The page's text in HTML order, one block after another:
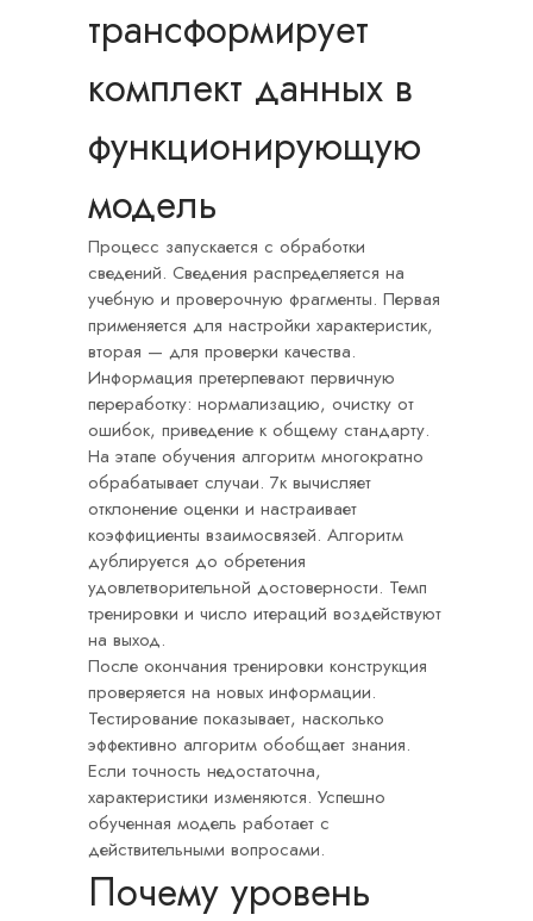
трансформирует
комплект данных в
функционирующую
модель
Процесс запускается с обработки
сведений. Сведения распределяется на
учебную и проверочную фрагменты. Первая
применяется для настройки характеристик,
вторая — для проверки качества.
Информация претерпевают первичную
переработку: нормализацию, очистку от
ошибок, приведение к общему стандарту.
На этапе обучения алгоритм многократно
обрабатывает случаи. 7к вычисляет
отклонение оценки и настраивает
коэффициенты взаимосвязей. Алгоритм
дублируется до обретения
удовлетворительной достоверности. Темп
тренировки и число итераций воздействуют
на выход.
После окончания тренировки конструкция
проверяется на новых информации.
Тестирование показывает, насколько
эффективно алгоритм обобщает знания.
Если точность недостаточна,
характеристики изменяются. Успешно
обученная модель работает с
действительными вопросами.
Почему уровень